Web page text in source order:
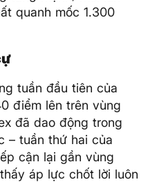
quanh mốc 1.300
tuần đầu tiên của
điểm lên trên vùng
đã dao động trong
– tuần thứ hai của
cận lại gần vùng
áp lực chốt lời luôn